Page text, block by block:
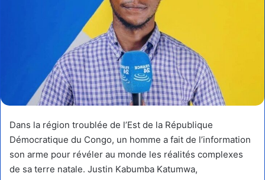
Dans la région troublée de l’Est de la République
Démocratique du Congo, un homme a fait de l’information
son arme pour révéler au monde les réalités complexes
de sa terre natale. Justin Kabumba Katumwa,